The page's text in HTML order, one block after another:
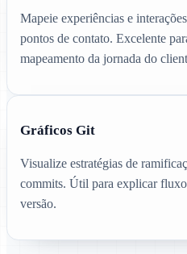
Mapeie experiências e
pontos de contato. Excelente
mapeamento da jornada do
Gráficos Git
Visualize estratégias de
commits. Útil para explicar
versão.